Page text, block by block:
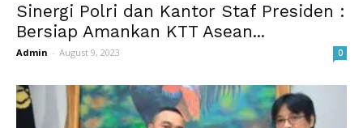
Sinergi Polri dan Kantor Staf Presiden :
Bersiap Amankan KTT Asean...
Admin - August 9, 2023 0